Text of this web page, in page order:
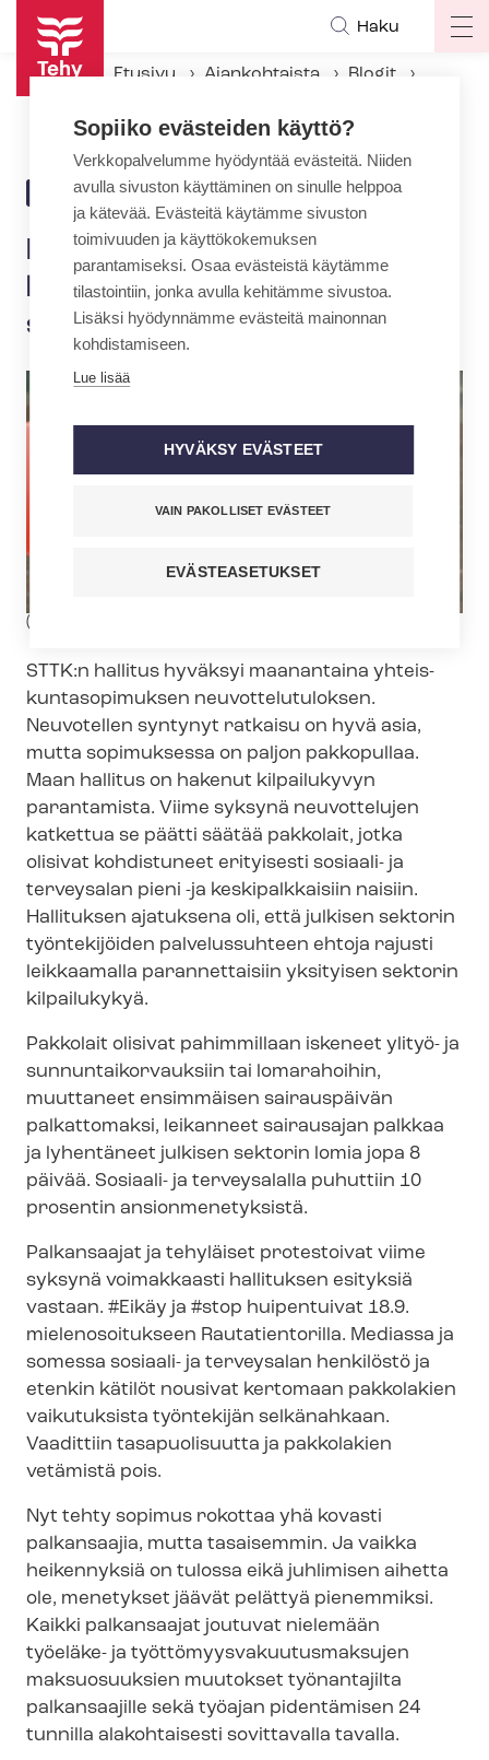
Hyppää
pääsisältöön
Haku
Etusivu Ajankohtaista
Blogit
BLOGI 4.3.2016 | 9:53
Pakkolait nujerrettiin,
hallitus kurittaa julkista
sektoria
Kuvateksti
(Lehtikuva: Eija Kontio)
STTK:n hallitus hyväksyi maanantaina yh­teis­
kun­ta­so­pi­muk­sen neu­vot­te­lu­tu­lok­sen.
Neuvotellen syntynyt ratkaisu on hyvä asia,
mutta sopimuksessa on paljon pakkopullaa.
Maan hallitus on hakenut kilpailukyvyn
parantamista. Viime syksynä neuvottelujen
katkettua se päätti säätää pakkolait, jotka
olisivat kohdistuneet erityisesti sosiaali- ja
terveysalan pieni -ja keskipalkkaisiin naisiin.
Hallituksen ajatuksena oli, että julkisen sektorin
työntekijöiden palvelussuhteen ehtoja rajusti
leikkaamalla parannettaisiin yksityisen sektorin
kilpailukykyä.
Pakkolait olisivat pahimmillaan iskeneet ylityö- ja
sun­nun­tai­kor­vauk­siin tai lomarahoihin,
muuttaneet ensimmäisen sairauspäivän
palkattomaksi, leikanneet sairausajan palkkaa
ja lyhentäneet julkisen sektorin lomia jopa 8
päivää. Sosiaali- ja terveysalalla puhuttiin 10
prosentin an­sion­me­ne­tyk­sis­tä.
Palkansaajat ja tehyläiset protestoivat viime
syksynä voimakkaasti hallituksen esityksiä
vastaan. #Eikäy ja #stop huipentuivat 18.9.
mielenosoitukseen Rautatientorilla. Mediassa ja
somessa sosiaali- ja terveysalan henkilöstö ja
etenkin kätilöt nousivat kertomaan pakkolakien
vaikutuksista työntekijän selkänahkaan.
Vaadittiin tasapuolisuutta ja pakkolakien
vetämistä pois.
Nyt tehty sopimus rokottaa yhä kovasti
palkansaajia, mutta tasaisemmin. Ja vaikka
heikennyksiä on tulossa eikä juhlimisen aihetta
ole, menetykset jäävät pelättyä pienemmiksi.
Kaikki palkansaajat joutuvat nielemään
työeläke- ja työt­tö­myys­va­kuu­tus­mak­su­jen
maksuosuuksien muutokset työnantajilta
palkansaajille sekä työajan pidentämisen 24
tunnilla alakohtaisesti sovittavalla tavalla.
Sopiiko evästeiden käyttö?
Verkkopalvelumme hyödyntää evästeitä. Niiden
avulla sivuston käyttäminen on sinulle helppoa
ja kätevää. Evästeitä käytämme sivuston
toimivuuden ja käyttökokemuksen
parantamiseksi. Osaa evästeistä käytämme
tilastointiin, jonka avulla kehitämme sivustoa.
Lisäksi hyödynnämme evästeitä mainonnan
kohdistamiseen.
Lue lisää
HYVÄKSY EVÄSTEET
VAIN PAKOLLISET EVÄSTEET
EVÄSTEASETUKSET